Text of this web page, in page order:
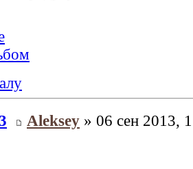
Aleksey » 06 сен 2013,